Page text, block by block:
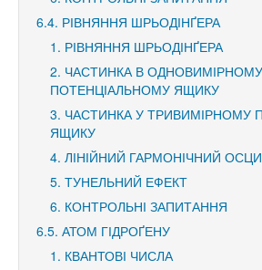
6.4. РІВНЯННЯ ШРЬОДІНҐЕРА
1. РІВНЯННЯ ШРЬОДІНҐЕРА
2. ЧАСТИНКА В ОДНОВИМІРНОМУ
ПОТЕНЦІАЛЬНОМУ ЯЩИКУ
3. ЧАСТИНКА У ТРИВИМІРНОМУ
ЯЩИКУ
4. ЛІНІЙНИЙ ГАРМОНІЧНИЙ
5. ТУНЕЛЬНИЙ ЕФЕКТ
6. КОНТРОЛЬНІ ЗАПИТАННЯ
6.5. АТОМ ГІДРОҐЕНУ
1. КВАНТОВІ ЧИСЛА